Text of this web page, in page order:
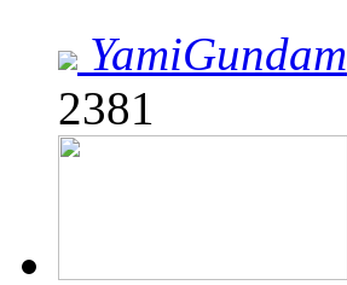
YamiGundam
2381